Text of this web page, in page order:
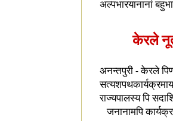
अल्पभारयानानां
केरले
अनन्तपुरी - केरले
राज्यपालस्य पि
जनानामपि